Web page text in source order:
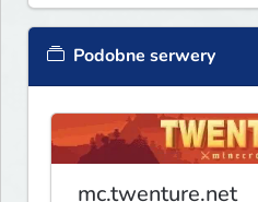
Podobne serwery
mc.twenture.net